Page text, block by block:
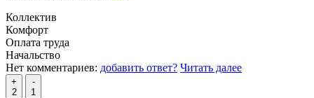
Коллектив
Комфорт
Оплата труда
Начальство
Нет комментариев: добавить ответ? Читать далее
+
2
-
1